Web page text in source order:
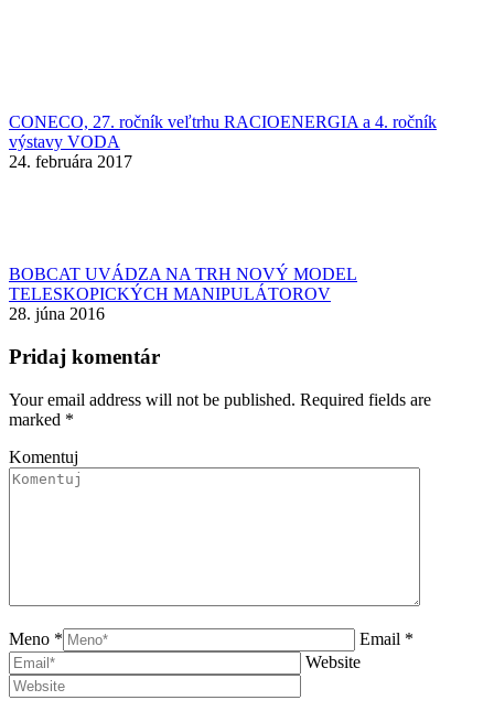
CONECO, 27. ročník veľtrhu RACIOENERGIA a 4. ročník
výstavy VODA
24. februára 2017
BOBCAT UVÁDZA NA TRH NOVÝ MODEL
TELESKOPICKÝCH MANIPULÁTOROV
28. júna 2016
Pridaj komentár
Your email address will not be published. Required fields are
marked *
Komentuj
Meno *
Email *
Website